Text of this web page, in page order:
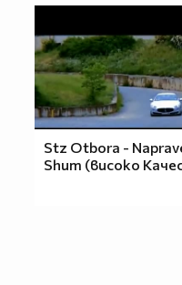
Stz Otbora -
Shum (високо